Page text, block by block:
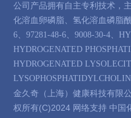
公司产品拥有自主专利技术，
化溶血卵磷脂、氢化溶血磷脂
6、97281-48-6、9008-30-4、
HYDROGENATED
HYDROGENATED
金久奇（上海）健康科技有限
权所有(C)2024 网络支持 中国